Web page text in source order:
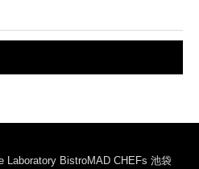
Laboratory BistroMAD CHEFs 池袋